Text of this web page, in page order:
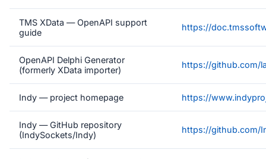
TMS XData — OpenAPI support
guide
https://
OpenAPI Delphi Generator
(formerly XData importer)
https://github.com/
Indy — project homepage https://
Indy — GitHub repository
(IndySockets/Indy)
https://github.com/